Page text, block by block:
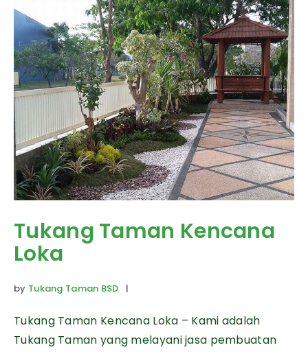
Tukang Taman Kencana
Loka
by Tukang Taman BSD |
Tukang Taman Kencana Loka – Kami adalah
Tukang Taman yang melayani jasa pembuatan